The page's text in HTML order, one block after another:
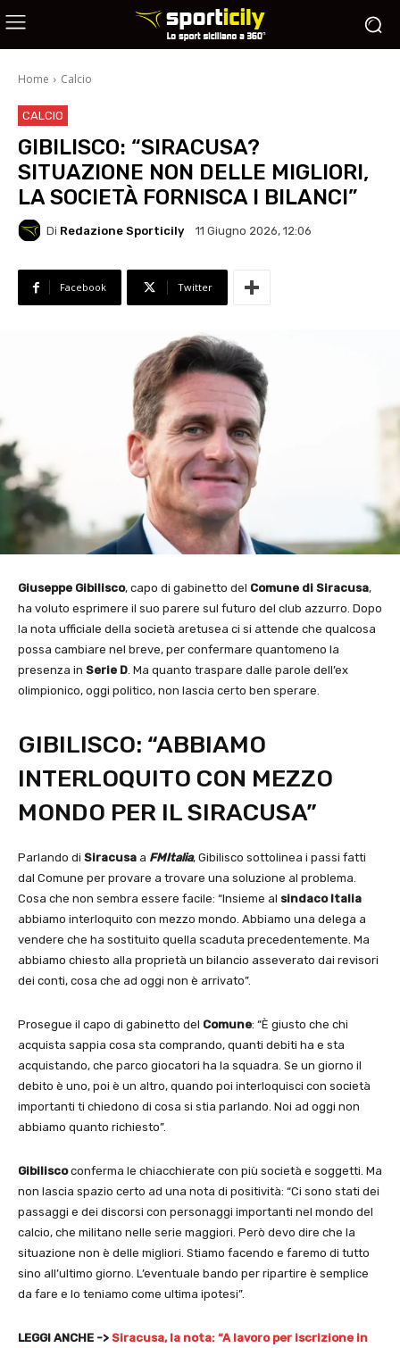
Home Calcio
CALCIO
GIBILISCO: “SIRACUSA?
SITUAZIONE NON DELLE MIGLIORI,
LA SOCIETÀ FORNISCA I BILANCI”
Di Redazione Sporticily 11 Giugno 2026, 12:06
Facebook Twitter
Giuseppe Gibilisco, capo di gabinetto del Comune di Siracusa,
ha voluto esprimere il suo parere sul futuro del club azzurro. Dopo
la nota ufficiale della società aretusea ci si attende che qualcosa
possa cambiare nel breve, per confermare quantomeno la
presenza in Serie D. Ma quanto traspare dalle parole dell’ex
olimpionico, oggi politico, non lascia certo ben sperare.
GIBILISCO: “ABBIAMO
INTERLOQUITO CON MEZZO
MONDO PER IL SIRACUSA”
Parlando di Siracusa a FMItalia, Gibilisco sottolinea i passi fatti
dal Comune per provare a trovare una soluzione al problema.
Cosa che non sembra essere facile: “Insieme al sindaco Italia
abbiamo interloquito con mezzo mondo. Abbiamo una delega a
vendere che ha sostituito quella scaduta precedentemente. Ma
abbiamo chiesto alla proprietà un bilancio asseverato dai revisori
dei conti, cosa che ad oggi non è arrivato”.
Prosegue il capo di gabinetto del Comune: “È giusto che chi
acquista sappia cosa sta comprando, quanti debiti ha e sta
acquistando, che parco giocatori ha la squadra. Se un giorno il
debito è uno, poi è un altro, quando poi interloquisci con società
importanti ti chiedono di cosa si stia parlando. Noi ad oggi non
abbiamo quanto richiesto”.
Gibiliscoconferma le chiacchierate con più società e soggetti. Ma
non lascia spazio certo ad una nota di positività: “Ci sono stati dei
passaggi e dei discorsi con personaggi importanti nel mondo del
calcio, che militano nelle serie maggiori. Però devo dire che la
situazione non è delle migliori. Stiamo facendo e faremo di tutto
sino all’ultimo giorno. L’eventuale bando per ripartire è semplice
da fare e lo teniamo come ultima ipotesi”.
LEGGI ANCHE -> Siracusa, la nota: “A lavoro per iscrizione in